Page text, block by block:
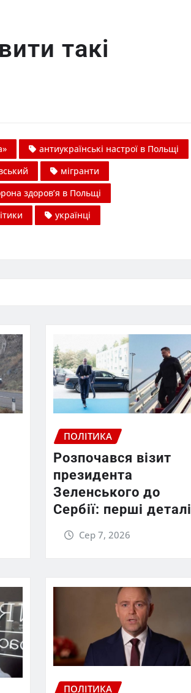
такі
антиукраїнські настрої в Польщі
мігранти
здоров’я в Польщі
українці
ПОЛІТИКА
Розпочався візит
президента
Зеленського до
Сербії: перші деталі
Сер 7, 2026
ПОЛІТИКА